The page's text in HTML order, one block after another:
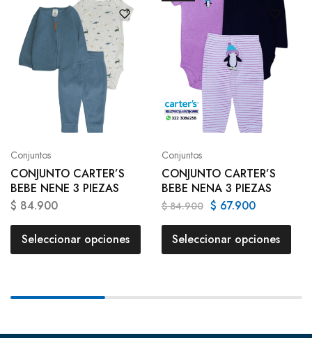
Conjuntos
CONJUNTO CARTER’S
BEBE NENE 3 PIEZAS
$ 84.900
Seleccionar opciones
Conjuntos
CONJUNTO CARTER’S
BEBE NENA 3 PIEZAS
$84.900 $ 67.900
Seleccionar opciones